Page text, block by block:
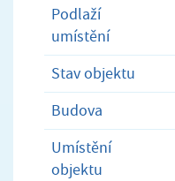
Podlaží
umístění
Stav objektu
Budova
Umístění
objektu